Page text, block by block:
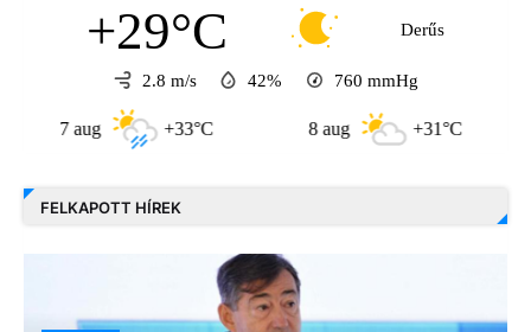
+29°C Derűs
2.8 m/s 42% 760 mmHg
+33°C +31°C
FELKAPOTT HÍREK